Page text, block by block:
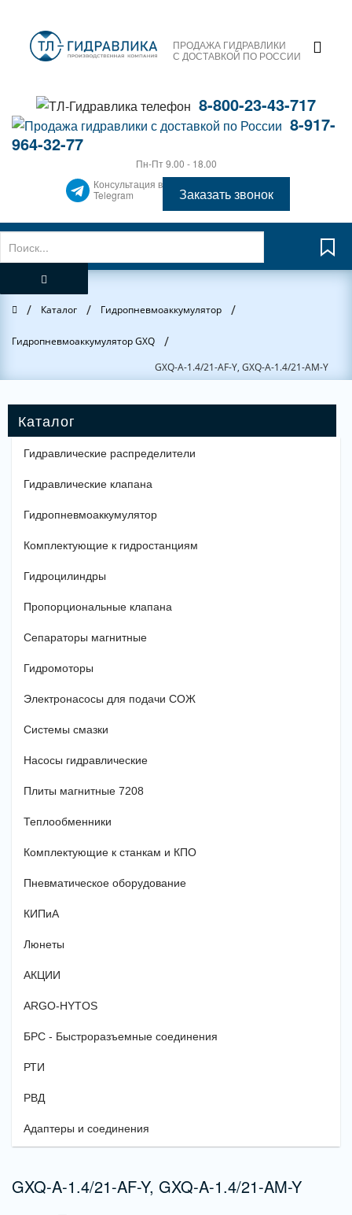
ПРОДАЖА ГИДРАВЛИКИ
С ДОСТАВКОЙ ПО РОССИИ
8-800-23-43-717
8-917-
964-32-77
Пн-Пт 9.00 - 18.00
Консультация в
Telegram
Заказать звонок
Главная
/ Каталог / Гидропневмоаккумулятор /
Гидропневмоаккумулятор GXQ /
GXQ-A-1.4/21-AF-Y, GXQ-A-1.4/21-AM-Y
Гидравлические распределители
Гидравлические клапана
Гидропневмоаккумулятор
Комплектующие к гидростанциям
Гидроцилиндры
Пропорциональные клапана
Сепараторы магнитные
Гидромоторы
Электронасосы для подачи СОЖ
Системы смазки
Насосы гидравлические
Плиты магнитные 7208
Теплообменники
Комплектующие к станкам и КПО
Пневматическое оборудование
КИПиА
Люнеты
АКЦИИ
ARGO-HYTOS
БРС - Быстроразъемные соединения
РТИ
РВД
Адаптеры и соединения
GXQ-A-1.4/21-AF-Y, GXQ-A-1.4/21-AM-Y